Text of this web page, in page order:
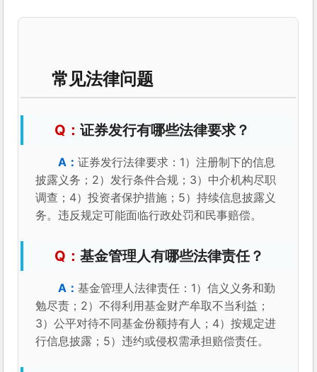
常见法律问题
证券发行有哪些法律要求？
证券发行法律要求：1）注册制下的信息
披露义务；2）发行条件合规；3）中介机构尽职
调查；4）投资者保护措施；5）持续信息披露义
务。违反规定可能面临行政处罚和民事赔偿。
基金管理人有哪些法律责任？
基金管理人法律责任：1）信义义务和勤
勉尽责；2）不得利用基金财产牟取不当利益；
3）公平对待不同基金份额持有人；4）按规定进
行信息披露；5）违约或侵权需承担赔偿责任。